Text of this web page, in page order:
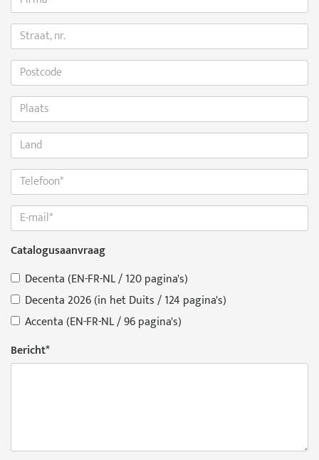
Catalogusaanvraag
Decenta (EN-FR-NL / 120 pagina's)
Decenta 2026 (in het Duits / 124 pagina's)
Accenta (EN-FR-NL / 96 pagina's)
Bericht*